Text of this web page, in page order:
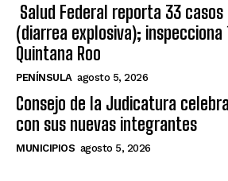
Salud Federal reporta 33
(diarrea explosiva); inspecciona
Quintana Roo
PENÍNSULA agosto 5, 2026
Consejo de la Judicatura
con sus nuevas integrantes
MUNICIPIOS agosto 5, 2026